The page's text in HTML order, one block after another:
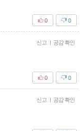
0
0
신고 공감 확인
0
0
신고 공감 확인